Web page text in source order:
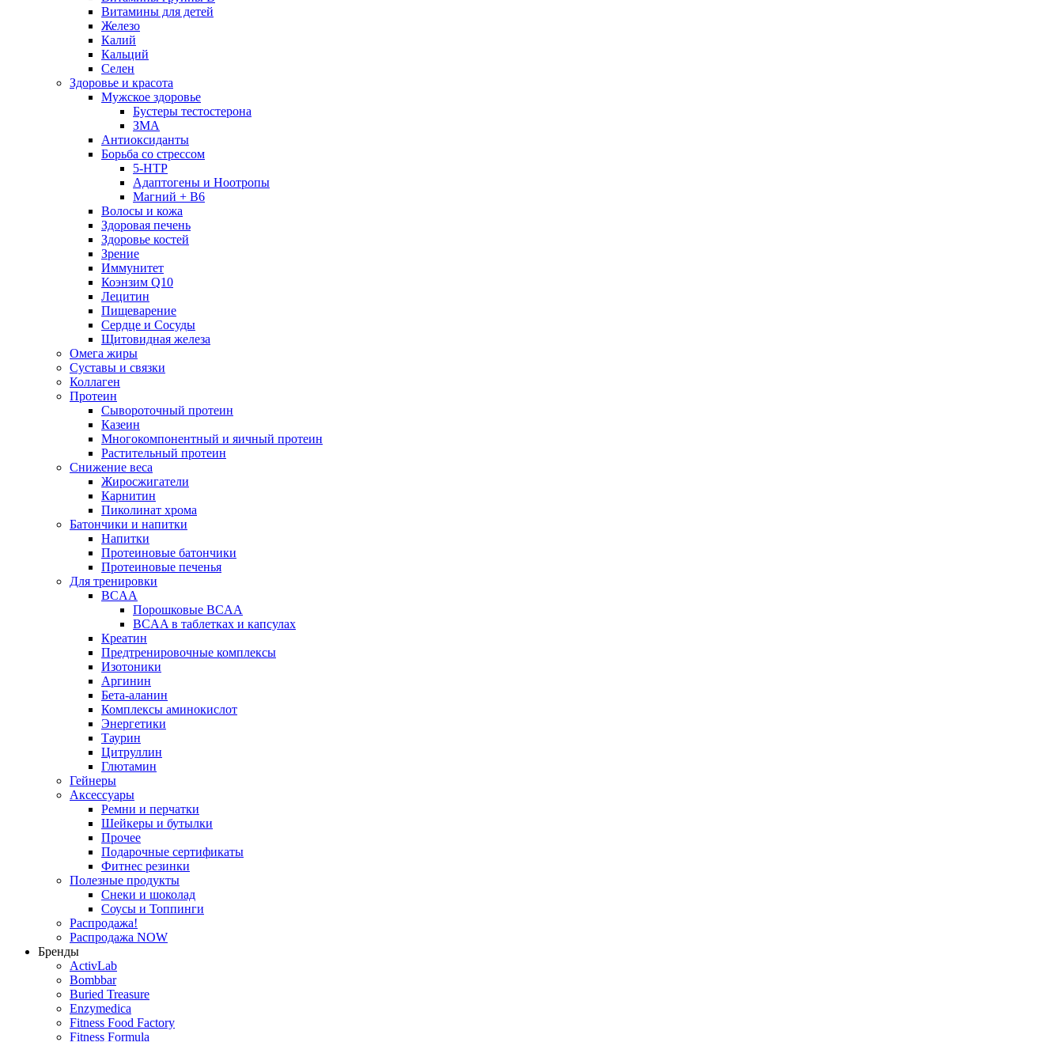
Витамины для детей
Железо
Калий
Кальций
Селен
Здоровье и красота
Мужское здоровье
Бустеры тестостерона
ЗМА
Антиоксиданты
Борьба со стрессом
5-HTP
Адаптогены и Ноотропы
Магний + В6
Волосы и кожа
Здоровая печень
Здоровье костей
Зрение
Иммунитет
Коэнзим Q10
Лецитин
Пищеварение
Сердце и Сосуды
Щитовидная железа
Омега жиры
Суставы и связки
Коллаген
Протеин
Сывороточный протеин
Казеин
Многокомпонентный и яичный протеин
Растительный протеин
Снижение веса
Жиросжигатели
Карнитин
Пиколинат хрома
Батончики и напитки
Напитки
Протеиновые батончики
Протеиновые печенья
Для тренировки
BCAA
Порошковые BCAA
BCAA в таблетках и капсулах
Креатин
Предтренировочные комплексы
Изотоники
Аргинин
Бета-аланин
Комплексы аминокислот
Энергетики
Таурин
Цитруллин
Глютамин
Гейнеры
Аксессуары
Ремни и перчатки
Шейкеры и бутылки
Прочее
Подарочные сертификаты
Фитнес резинки
Полезные продукты
Снеки и шоколад
Соусы и Топпинги
Распродажа!
Распродажа NOW
Бренды
ActivLab
Bombbar
Buried Treasure
Enzymedica
Fitness Food Factory
Fitness Formula